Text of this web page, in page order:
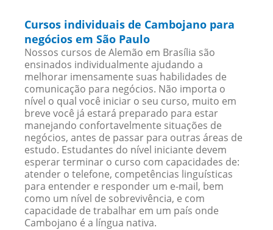
Cursos individuais de Cambojano para
negócios em São Paulo
Nossos cursos de Alemão em Brasília são
ensinados individualmente ajudando a
melhorar imensamente suas habilidades de
comunicação para negócios. Não importa o
nível o qual você iniciar o seu curso, muito em
breve você já estará preparado para estar
manejando confortavelmente situações de
negócios, antes de passar para outras áreas de
estudo. Estudantes do nível iniciante devem
esperar terminar o curso com capacidades de:
atender o telefone, competências linguísticas
para entender e responder um e-mail, bem
como um nível de sobrevivência, e com
capacidade de trabalhar em um país onde
Cambojano é a língua nativa.